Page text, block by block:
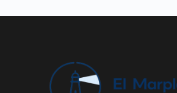
Mitre en vivo